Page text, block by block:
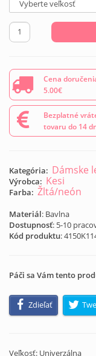
Cena
5.00€
Bezplatné
tovaru do 14
Kategória: Dámske
Výrobca: Kesi
Farba: Žltá/neón
Materiál: Bavlna
Dostupnosť: 5-10
Kód produktu:
Páči sa Vám tento
Zdieľať
Veľkosť: Univerzálna